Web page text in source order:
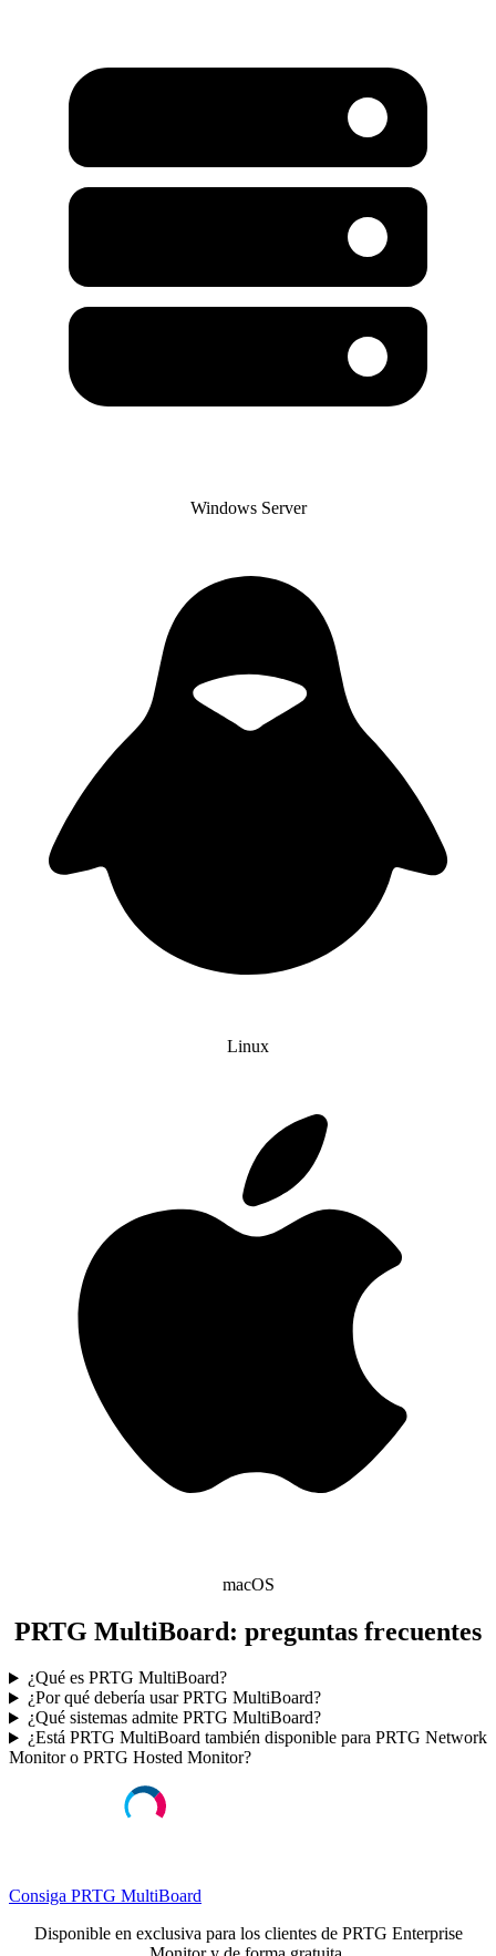
Windows Server
Linux
macOS
PRTG MultiBoard: preguntas frecuentes
¿Qué es PRTG MultiBoard?
¿Por qué debería usar PRTG MultiBoard?
¿Qué sistemas admite PRTG MultiBoard?
¿Está PRTG MultiBoard también disponible para PRTG Network
Monitor o PRTG Hosted Monitor?
Consiga PRTG MultiBoard
Disponible en exclusiva para los clientes de PRTG Enterprise